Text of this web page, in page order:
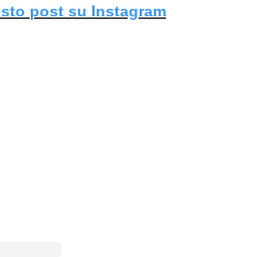
post su Instagram